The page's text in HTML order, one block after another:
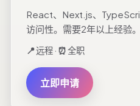
React、Next.js、
访问性。需要2年以上经验。
📍远程 · ⏰全职
立即申请